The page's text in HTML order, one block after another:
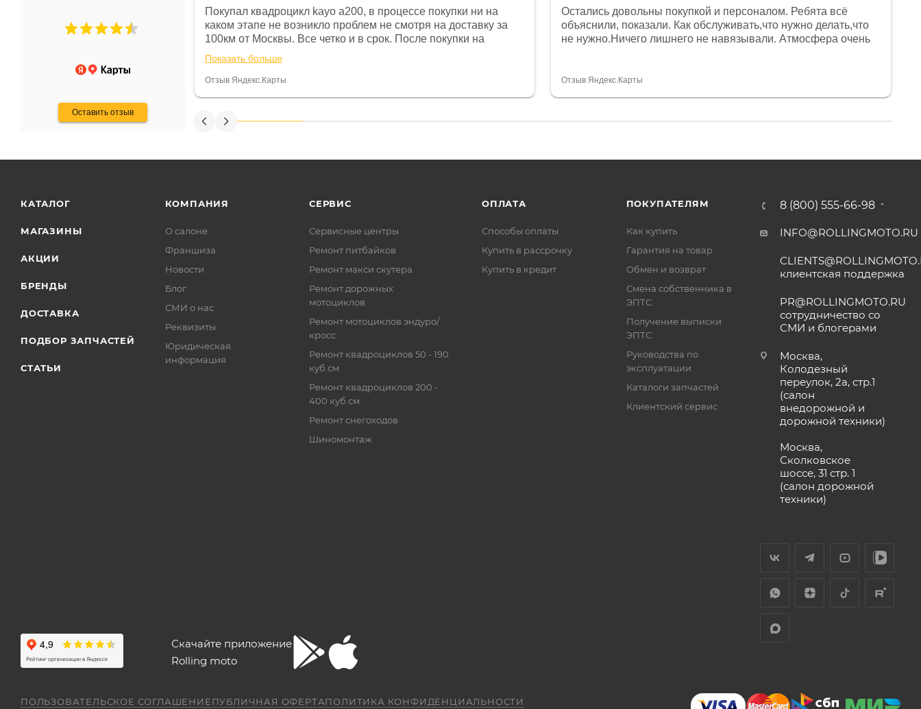
Оставить отзыв
Не понравились условия
и дают только на год)
Покупал квадроцикл kayo a200, в процессе покупки ни на
каком этапе не возникло проблем не смотря на доставку за
100км от Москвы. Все четко и в срок. После покупки на
спидометре всегда был 0, при этом представители магазина
постоянно были на связи и в итоге проблема была решена.
Считаю, что это говорит о небезразличии к клиенту после
Показать больше
Отзыв Яндекс.Карты
Остались довольны покупкой и персоналом. Ребята всё
объяснили, показали. Как обслуживать,что нужно делать,что
не нужно.Ничего лишнего не навязывали. Атмосфера очень
огромное спасибо Дмитрию, за клиентоориентированность и
Отзыв Яндекс.Карты
КАТАЛОГ
МАГАЗИНЫ
АКЦИИ
БРЕНДЫ
ДОСТАВКА
ПОДБОР ЗАПЧАСТЕЙ
СТАТЬИ
КОМПАНИЯ
О салоне
Франшиза
Новости
Блог
СМИ о нас
Реквизиты
Юридическая
информация
СЕРВИС
Сервисные центры
Ремонт питбайков
Ремонт макси скутера
Ремонт дорожных
мотоциклов
Ремонт мотоциклов эндуро/
кросс
Ремонт квадроциклов 50 - 190
куб.см
Ремонт квадроциклов 200 -
400 куб.см
Ремонт снегоходов
Шиномонтаж
ОПЛАТА
Способы оплаты
Купить в рассрочку
Купить в кредит
ПОКУПАТЕЛЯМ
Как купить
Гарантия на товар
Обмен и возврат
Смена собственника в
ЭПТС
Получение выписки
ЭПТС
Руководства по
эксплуатации
Каталоги запчастей
Клиентский сервис
8 (800) 555-66-98
INFO@ROLLINGMOTO.RU
клиентская поддержка
PR@ROLLINGMOTO.RU
сотрудничество со
СМИ и блогерами
Москва,
Колодезный
переулок, 2а, стр.1
(салон
внедорожной и
дорожной техники)
Москва,
Сколковское
шоссе, 31 стр. 1
(салон дорожной
техники)
Скачайте приложение
Rolling moto
ПОЛЬЗОВАТЕЛЬСКОЕ СОГЛАШЕНИЕПУБЛИЧНАЯ ОФЕРТАПОЛИТИКА КОНФИДЕНЦИАЛЬНОСТИ